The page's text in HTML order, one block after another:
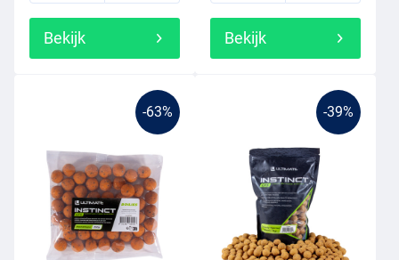
Bekijk Bekijk
-63% -39%